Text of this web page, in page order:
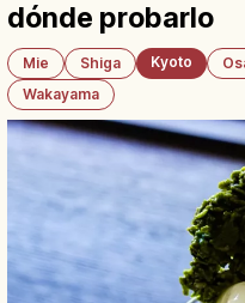
dónde probarlo
Mie Shiga Kyoto
Wakayama